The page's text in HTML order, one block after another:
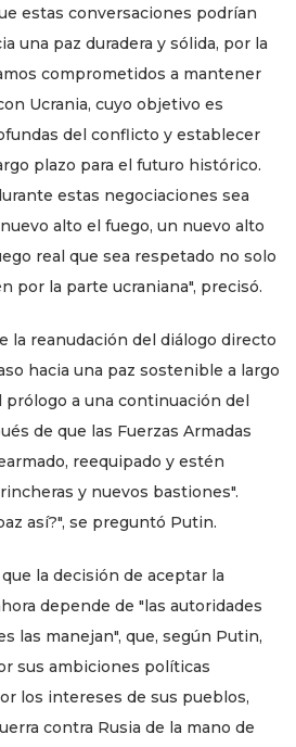
estas conversaciones podrían
una paz duradera y sólida, por la
comprometidos a mantener
Ucrania, cuyo objetivo es
del conflicto y establecer
plazo para el futuro histórico.
estas negociaciones sea
alto el fuego, un nuevo alto
real que sea respetado no solo
por la parte ucraniana", precisó.
la reanudación del diálogo directo
hacia una paz sostenible a largo
prólogo a una continuación del
de que las Fuerzas Armadas
reequipado y estén
y nuevos bastiones".
así?", se preguntó Putin.
la decisión de aceptar la
depende de "las autoridades
las manejan", que, según Putin,
sus ambiciones políticas
los intereses de sus pueblos,
contra Rusia de la mano de